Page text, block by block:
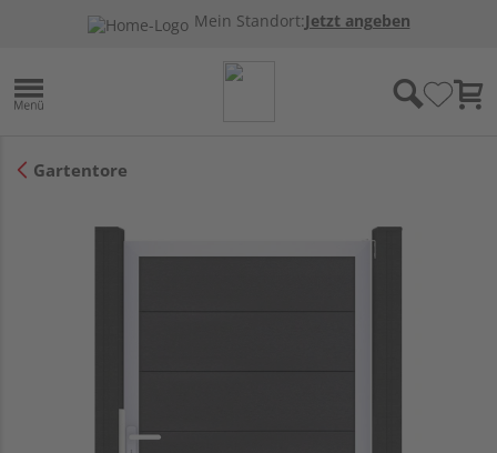
Mein Standort:Jetzt angeben
Gartentore